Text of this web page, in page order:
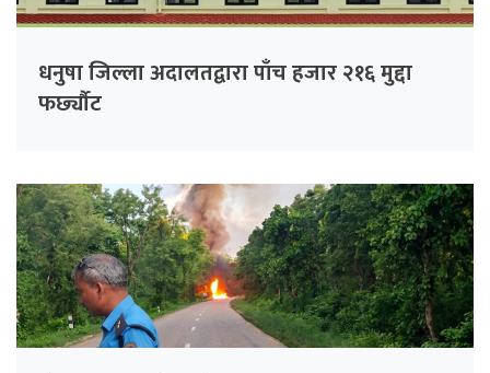
धनुषा जिल्ला अदालतद्वारा पाँच हजार २१६ मुद्दा
फर्छ्यौट